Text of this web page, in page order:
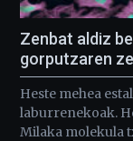
Zenbat aldiz
gorputzaren
Heste mehea
laburrenekoak.
Milaka molekula